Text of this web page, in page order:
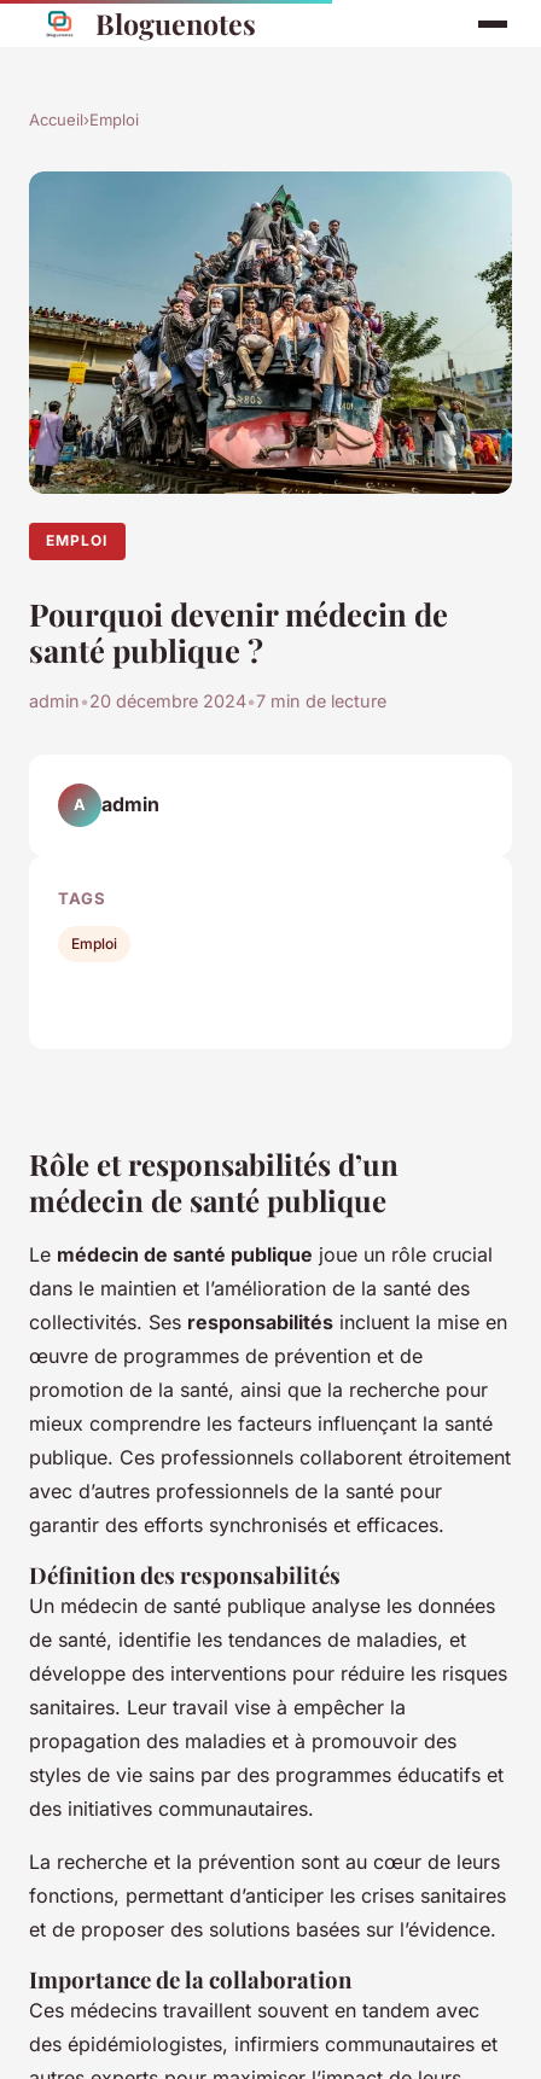
Bloguenotes
Accueil›Emploi
EMPLOI
Pourquoi devenir médecin de
santé publique ?
admin•20 décembre 2024•7 min de lecture
Rôle et responsabilités d’un
médecin de santé publique
Le médecin de santé publique joue un rôle crucial
dans le maintien et l’amélioration de la santé des
collectivités. Ses responsabilités incluent la mise en
œuvre de programmes de prévention et de
promotion de la santé, ainsi que la recherche pour
mieux comprendre les facteurs influençant la santé
publique. Ces professionnels collaborent étroitement
avec d’autres professionnels de la santé pour
garantir des efforts synchronisés et efficaces.
Définition des responsabilités
Un médecin de santé publique analyse les données
de santé, identifie les tendances de maladies, et
développe des interventions pour réduire les risques
sanitaires. Leur travail vise à empêcher la
propagation des maladies et à promouvoir des
styles de vie sains par des programmes éducatifs et
des initiatives communautaires.
La recherche et la prévention sont au cœur de leurs
fonctions, permettant d’anticiper les crises sanitaires
et de proposer des solutions basées sur l’évidence.
Importance de la collaboration
Ces médecins travaillent souvent en tandem avec
des épidémiologistes, infirmiers communautaires et
A admin
TAGS
Emploi